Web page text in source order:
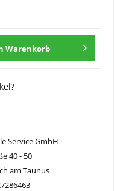
Warenkorb
Service GmbH
40 - 50
am Taunus